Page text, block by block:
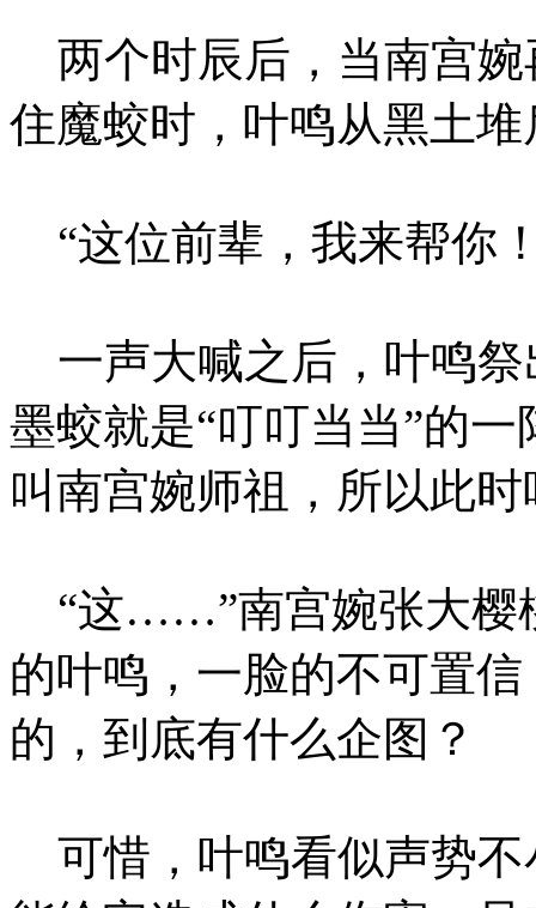
两个时辰后，当南宫婉
住魔蛟时，叶鸣从黑土
“这位前辈，我来帮你
一声大喊之后，叶鸣祭
墨蛟就是“叮叮当当”的
叫南宫婉师祖，所以此
“这……”南宫婉张大樱
的叶鸣，一脸的不可置
的，到底有什么企图？
可惜，叶鸣看似声势不